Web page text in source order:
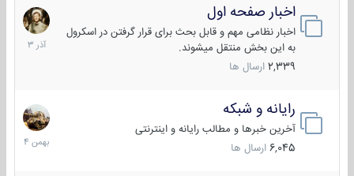
اخبار صفحه اول
اخبار نظامی مهم و قابل بحث برای قرار گرفتن در اسکرول
به این بخش منتقل میشوند.
2,339 ارسال ها
7
آذر
1403
رایانه و شبکه
آخرین خبرها و مطالب رایانه و اینترنتی
6,045 ارسال ها
30
بهمن
1404